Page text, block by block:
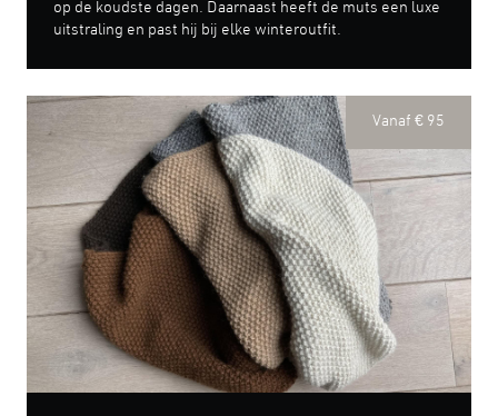
op de koudste dagen. Daarnaast heeft de muts een luxe
uitstraling en past hij bij elke winteroutfit.
Vanaf € 95